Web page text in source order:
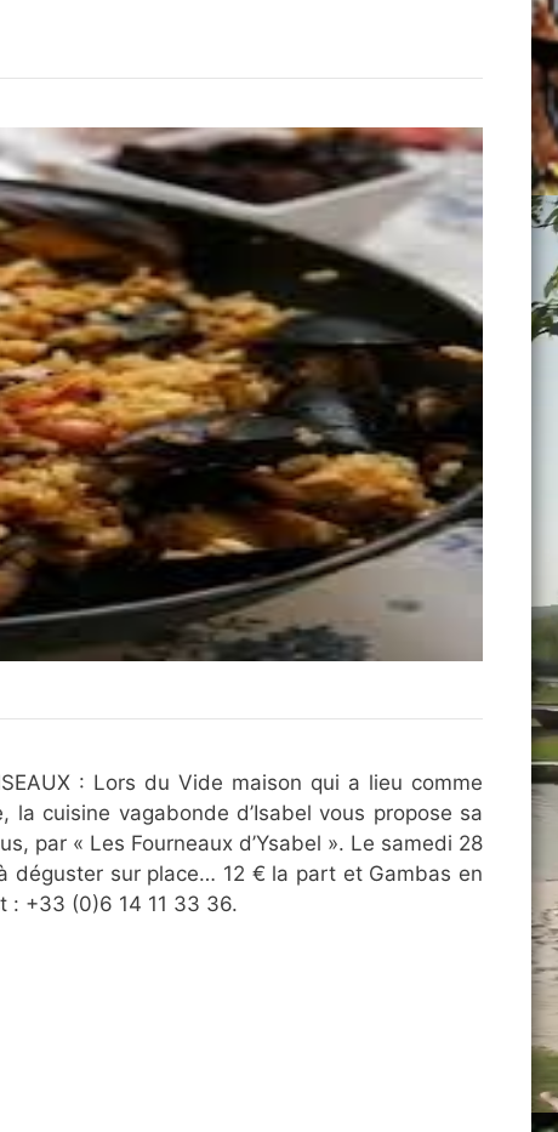
: Lors du Vide maison qui a lieu comme
cuisine vagabonde d’Isabel vous propose sa
par « Les Fourneaux d’Ysabel ». Le samedi 28
déguster sur place… 12 € la part et Gambas en
: +33 (0)6 14 11 33 36.